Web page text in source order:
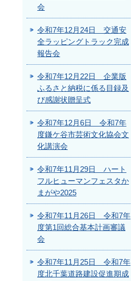
会
令和7年12月24日 交通安
全ラッピングトラック完成
報告会
令和7年12月22日 企業版
ふるさと納税に係る目録及
び感謝状贈呈式
令和7年12月6日 令和7年
度鎌ケ谷市芸術文化協会文
化講演会
令和7年11月29日 ハート
フルヒューマンフェスタか
まがや2025
令和7年11月26日 令和7年
度第1回総合基本計画審議
会
令和7年11月25日 令和7年
度北千葉道路建設促進期成